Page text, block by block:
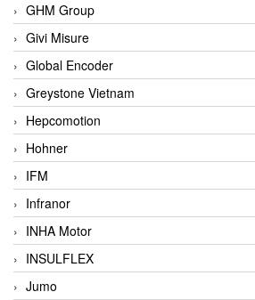
GHM Group
Givi Misure
Global Encoder
Greystone Vietnam
Hepcomotion
Hohner
IFM
Infranor
INHA Motor
INSULFLEX
Jumo